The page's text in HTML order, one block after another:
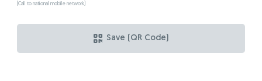
(Call to national mobile network)
Save (QR Code)